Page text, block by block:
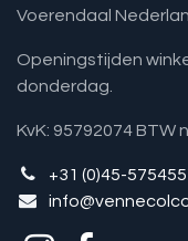
Voerendaal
Openingstijden
donderdag.
KvK: 95792074 BTW
+31 (0)45-